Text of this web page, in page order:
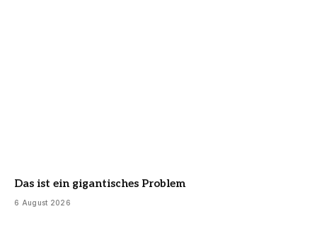
Das ist ein gigantisches Problem
6 August 2026